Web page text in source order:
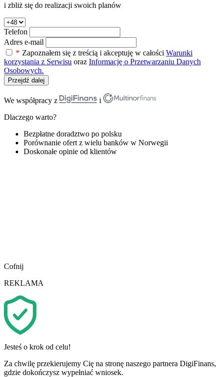
i zbliż się do realizacji swoich planów
Telefon
Adres e-mail
* Zapoznałem się z treścią i akceptuję w całości Warunki
korzystania z Serwisu oraz Informację o Przetwarzaniu Danych
Osobowych.
Przejdź dalej
We współpracy z
i
Dlaczego warto?
Bezpłatne doradztwo po polsku
Porównanie ofert z wielu banków w Norwegii
Doskonałe opinie od klientów
Cofnij
REKLAMA
Jesteś o krok od celu!
Za chwilę przekierujemy Cię na stronę naszego partnera DigiFinans,
gdzie dokończysz wypełniać wniosek.